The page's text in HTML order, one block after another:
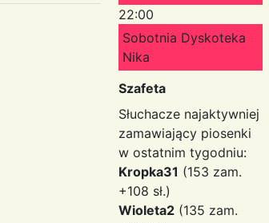
22:00
Sobotnia Dyskoteka
Nika
Szafeta
Słuchacze najaktywniej
zamawiający piosenki
w ostatnim tygodniu:
Kropka31 (153 zam.
+108 sł.)
Wioleta2 (135 zam.